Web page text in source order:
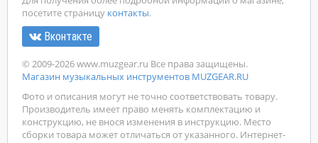
посетите страницу контакты.
Вконтакте
© 2009-2026 www.muzgear.ru Все права защищены.
Магазин музыкальных инструментов MUZGEAR.RU
Фото и описания могут не точно соответствовать товару.
Производитель имеет право менять комплектацию и
конструкцию, не внося изменения в инструкцию. Место
сборки товара может отличаться от указанного. Интернет-